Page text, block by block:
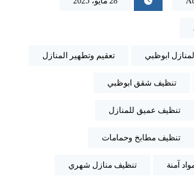
ابوظبي تعقيم وتطهير المنازل
تنظيف شقق ابوظبي
تنظيف عميق للمنازل
تنظيف مطابخ وحمامات
آمنة تنظيف منازل شهري